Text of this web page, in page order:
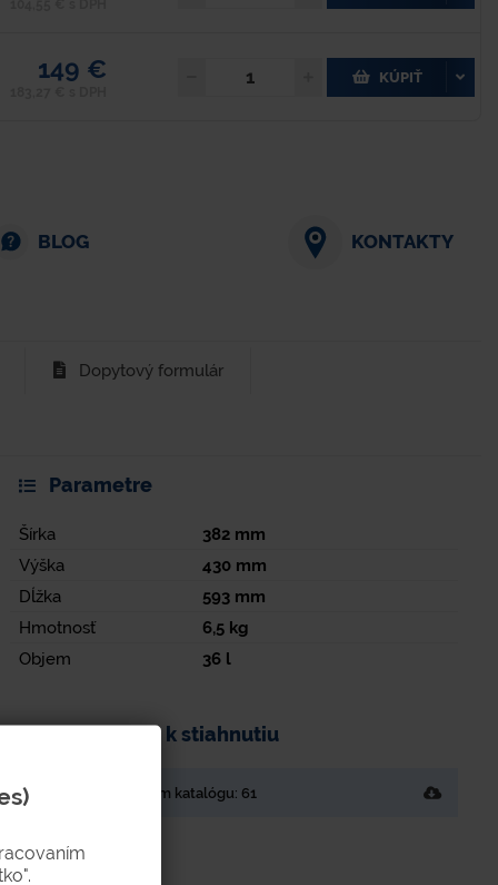
149 € KÚPIŤ
BLOG KONTAKTY
Dopytový formulár
Parametre
Šírka 382 mm
Výška
430 mm
Dĺžka
593 mm
Hmotnosť
6,5 kg
Objem
36 l
Dokumenty k stiahnutiu
Strana v tlačenom katalógu: 61